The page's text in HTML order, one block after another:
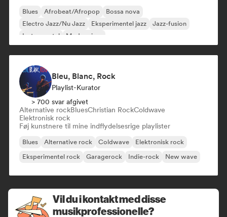
Blues Afrobeat/Afropop
Bossa nova
Electro Jazz/Nu Jazz
Eksperimentel jazz
Jazz-fusion
Instrumental
Modern jazz
Bleu, Blanc, Rock
Playlist-Kurator
> 700 svar afgivet
Alternative rockBluesChristian RockColdwave
Elektronisk rock
Føj kunstnere til mine indflydelsesrige playlister
Blues Alternative rock Coldwave
Elektronisk rock
Eksperimentel rock
Garagerock Indie-rock New wave
Vil du i kontakt med disse
musikprofessionelle?